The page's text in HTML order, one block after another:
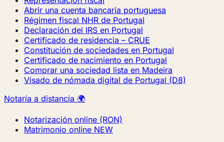
Abrir una cuenta bancaria portuguesa
Régimen fiscal NHR de Portugal
Declaración del IRS en Portugal
Certificado de residencia – CRUE
Constitución de sociedades en Portugal
Certificado de nacimiento en Portugal
Comprar una sociedad lista en Madeira
Visado de nómada digital de Portugal (D8)
Notaría a distancia 🌍
Notarización online (RON)
Matrimonio online NEW